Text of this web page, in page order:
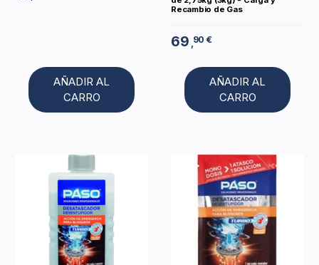
AÑADIR AL
CARRO
Recambio de Gas
69 90 €
AÑADIR AL
CARRO